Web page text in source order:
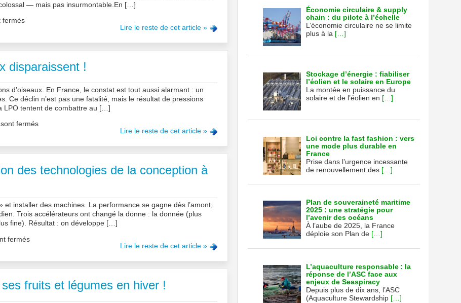
— mais pas insurmontable.En […]
Lire le reste de cet article »
fermés
disparaissent !
d’oiseaux. En France, le constat est tout aussi alarmant : un
Ce déclin n’est pas une fatalité, mais le résultat de pressions
LPO tentent de combattre au […]
Lire le reste de cet article »
fermés
des technologies de la conception à
installer des machines. La performance se gagne dès l’amont,
Trois accélérateurs ont changé la donne : la donnée (plus
fine). Résultat : on développe […]
Lire le reste de cet article »
fermés
fruits et légumes en hiver !
Économie circulaire & supply
chain : du pilote à l’échelle
L’économie circulaire ne se limite
plus à la […]
Stockage d’énergie : fiabiliser
l’éolien et le solaire en Europe
La montée en puissance du
solaire et de l’éolien en […]
Loi contre la fast fashion : vers
une mode plus durable en
France
Prise dans l’urgence incessante
de renouvellement des […]
Plan de souveraineté maritime
2025 : une stratégie pour
l’avenir des océans
À l’aube de 2025, la France
déploie son Plan de […]
L’aquaculture responsable : la
réponse de l’ASC face aux
enjeux de Seaspiracy
Depuis plus de dix ans, l’ASC
(Aquaculture Stewardship […]